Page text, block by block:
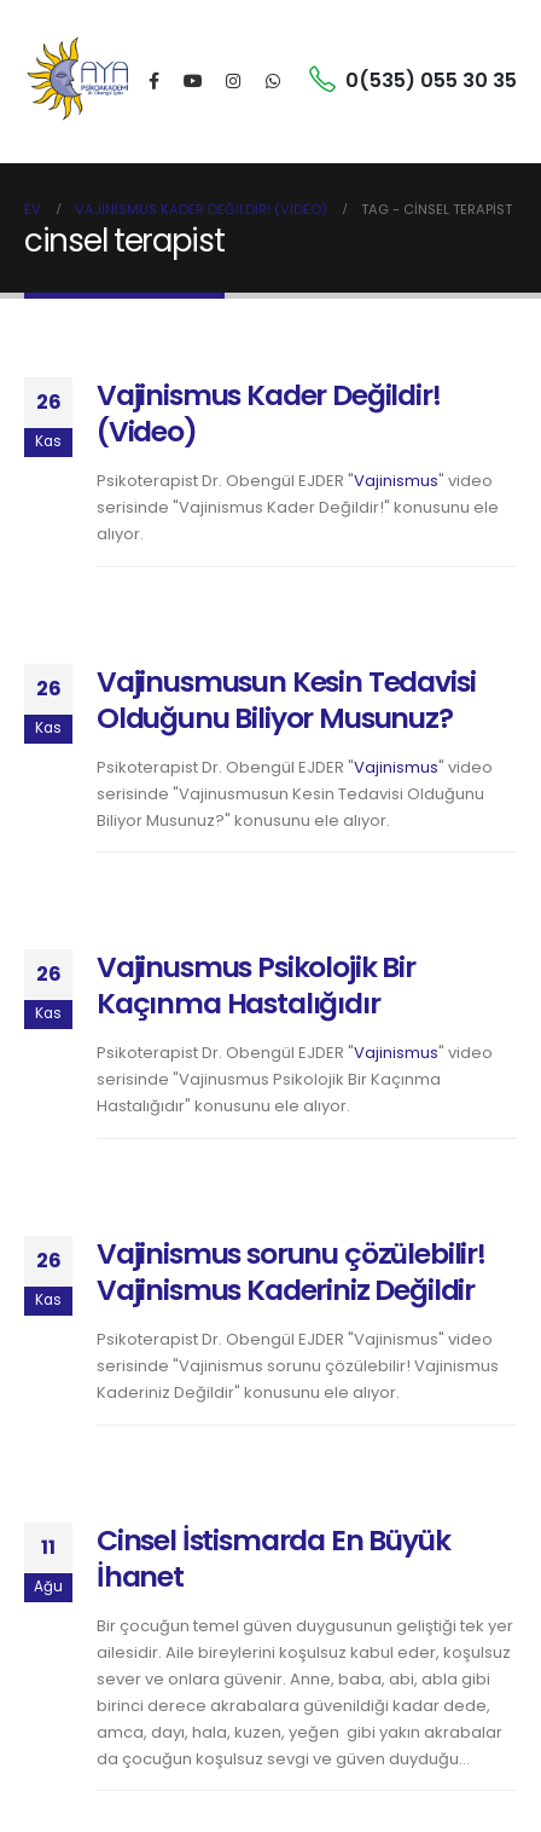
0(535) 055 30 35
EV VAJINISMUS KADER DEĞILDIR! (VIDEO) TAG - CINSEL TERAPIST
cinsel terapist
26
Kas
Vajinismus Kader Değildir!
(Video)
Psikoterapist Dr. Obengül EJDER "Vajinismus" video
serisinde "Vajinismus Kader Değildir!" konusunu ele
alıyor.
26
Kas
Vajinusmusun Kesin Tedavisi
Olduğunu Biliyor Musunuz?
Psikoterapist Dr. Obengül EJDER "Vajinismus" video
serisinde "Vajinusmusun Kesin Tedavisi Olduğunu
Biliyor Musunuz?" konusunu ele alıyor.
26
Kas
Vajinusmus Psikolojik Bir
Kaçınma Hastalığıdır
Psikoterapist Dr. Obengül EJDER "Vajinismus" video
serisinde "Vajinusmus Psikolojik Bir Kaçınma
Hastalığıdır" konusunu ele alıyor.
26
Kas
Vajinismus sorunu çözülebilir!
Vajinismus Kaderiniz Değildir
Psikoterapist Dr. Obengül EJDER "Vajinismus" video
serisinde "Vajinismus sorunu çözülebilir! Vajinismus
Kaderiniz Değildir" konusunu ele alıyor.
11
Ağu
Cinsel İstismarda En Büyük
İhanet
Bir çocuğun temel güven duygusunun geliştiği tek yer
ailesidir. Aile bireylerini koşulsuz kabul eder, koşulsuz
sever ve onlara güvenir. Anne, baba, abi, abla gibi
birinci derece akrabalara güvenildiği kadar dede,
amca, dayı, hala, kuzen, yeğen gibi yakın akrabalar
da çocuğun koşulsuz sevgi ve güven duyduğu...